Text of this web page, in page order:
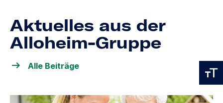
Aktuelles aus der
Alloheim-Gruppe
Alle Beiträge